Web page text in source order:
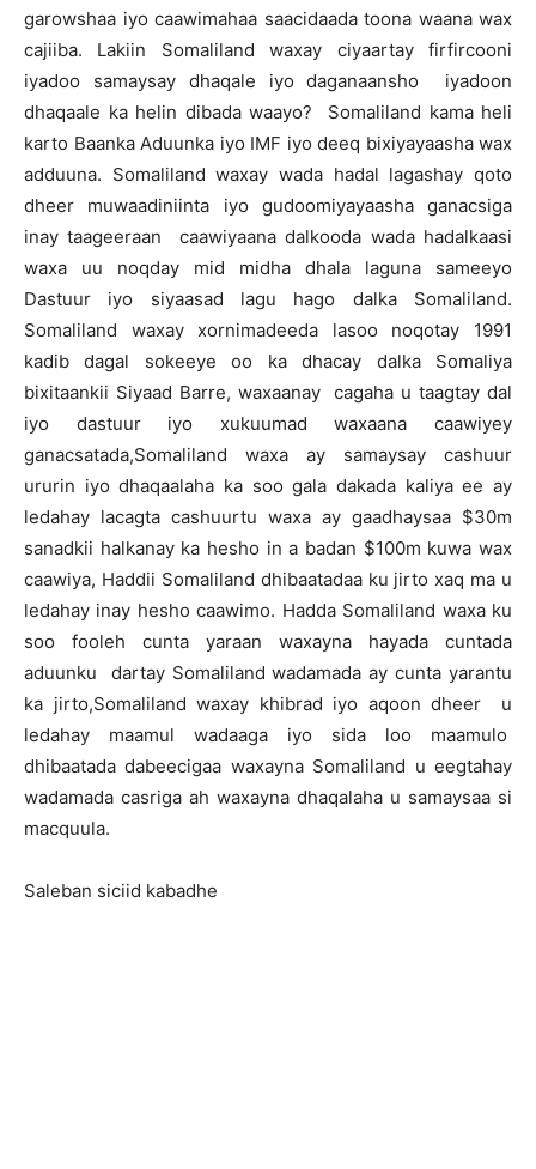
garowshaa iyo caawimahaa saacidaada toona waana wax
cajiiba. Lakiin Somaliland waxay ciyaartay firfircooni
iyadoo samaysay dhaqale iyo daganaansho iyadoon
dhaqaale ka helin dibada waayo? Somaliland kama heli
karto Baanka Aduunka iyo IMF iyo deeq bixiyayaasha wax
adduuna. Somaliland waxay wada hadal lagashay qoto
dheer muwaadiniinta iyo gudoomiyayaasha ganacsiga
inay taageeraan caawiyaana dalkooda wada hadalkaasi
waxa uu noqday mid midha dhala laguna sameeyo
Dastuur iyo siyaasad lagu hago dalka Somaliland.
Somaliland waxay xornimadeeda lasoo noqotay 1991
kadib dagal sokeeye oo ka dhacay dalka Somaliya
bixitaankii Siyaad Barre, waxaanay cagaha u taagtay dal
iyo dastuur iyo xukuumad waxaana caawiyey
ganacsatada,Somaliland waxa ay samaysay cashuur
ururin iyo dhaqaalaha ka soo gala dakada kaliya ee ay
ledahay lacagta cashuurtu waxa ay gaadhaysaa $30m
sanadkii halkanay ka hesho in a badan $100m kuwa wax
caawiya, Haddii Somaliland dhibaatadaa ku jirto xaq ma u
ledahay inay hesho caawimo. Hadda Somaliland waxa ku
soo fooleh cunta yaraan waxayna hayada cuntada
aduunku dartay Somaliland wadamada ay cunta yarantu
ka jirto,Somaliland waxay khibrad iyo aqoon dheer u
ledahay maamul wadaaga iyo sida loo maamulo
dhibaatada dabeecigaa waxayna Somaliland u eegtahay
wadamada casriga ah waxayna dhaqalaha u samaysaa si
macquula.
Saleban siciid kabadhe